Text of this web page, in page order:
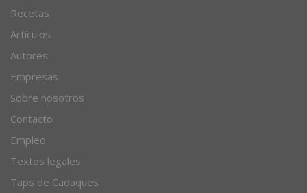
Recetas
Artículos
Autores
Empresas
Sobre nosotros
Contacto
Empleo
Textos legales
Taps de Cadaques